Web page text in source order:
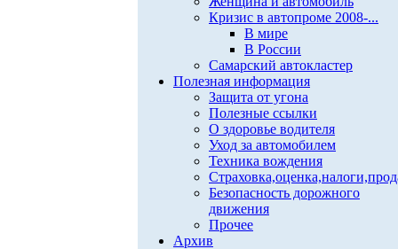
Кризис в автопроме 2008-...
В мире
В России
Самарский автокластер
Полезная информация
Защита от угона
Полезные ссылки
О здоровье водителя
Уход за автомобилем
Техника вождения
Безопасность дорожного
движения
Прочее
Архив